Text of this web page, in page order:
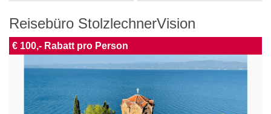
Reisebüro StolzlechnerVision
€ 100,- Rabatt pro Person